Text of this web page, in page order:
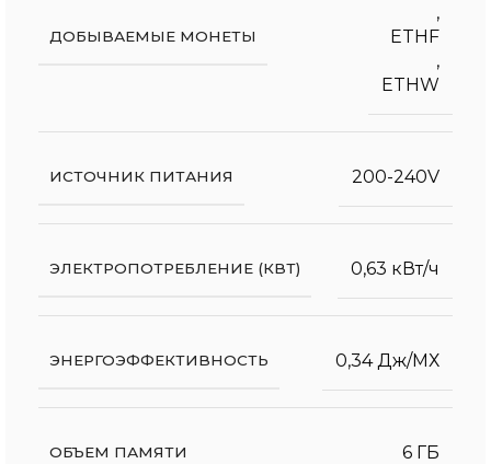
ДОБЫВАЕМЫЕ МОНЕТЫ
,
ETHF
,
ETHW
ИСТОЧНИК ПИТАНИЯ 200-240V
ЭЛЕКТРОПОТРЕБЛЕНИЕ (КВТ) 0,63 кВт/ч
ЭНЕРГОЭФФЕКТИВНОСТЬ 0,34 Дж/МХ
ОБЪЕМ ПАМЯТИ 6 ГБ